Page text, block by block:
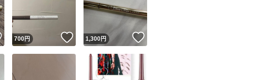
安心発送 このユーザーは設定した発送日数内に発送しています
いいね！
700円 いいね！
1,300円